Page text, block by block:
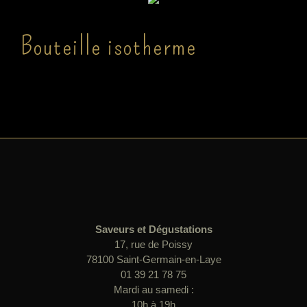
Bouteille isotherme
Saveurs et Dégustations
17, rue de Poissy
78100 Saint-Germain-en-Laye
01 39 21 78 75
Mardi au samedi :